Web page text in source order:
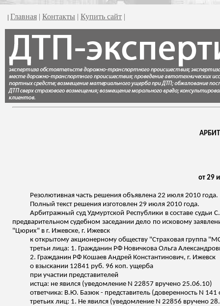
| Главная | Контакты | Купить сайт |
от 29
Резолютивная часть решения объявлена 22 июля 2010 года.
Полный текст решения изготовлен 29 июля 2010 года.
Арбитражный суд Удмуртской Республики в составе судьи
предварительном судебном заседании дело по исковому
"Цюрих" в г. Ижевске, г. Ижевск
к открытому акционерному обществу "Страховая группа
третьи лица: 1. Гражданин РФ Новичкова Ольга
2. Гражданин РФ Кошаев Андрей Константинович, г. Ижевск
о взыскании 12841 руб. 96 коп. ущерба
при участии представителей
истца: не явился (уведомление N 22857 вручено 25.06.10)
ответчика: В.Ю. Базюк - представитель (доверенность N
третьих лиц: 1. Не явился (уведомление N 22856 вручено